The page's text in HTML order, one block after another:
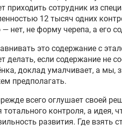
приходить сотрудник из
12 тысяч одних
— нет, не форму черепа, а его
это содержание с
делать, если содержание не
доклад умалчивает, а мы,
предполагать.
всего оглушает своей
тотального контроля, а идея,
развития. Где взять